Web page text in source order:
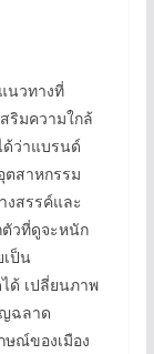
นวทางที่
ริมความใกล้
ด้ว่าแบรนด์
ตสาหกรรม
งสรรค์และ
วที่ดูจะหนัก
ป็น
ด้ เปลี่ยนภาพ
ฉลาด
ษณ์ของเมือง